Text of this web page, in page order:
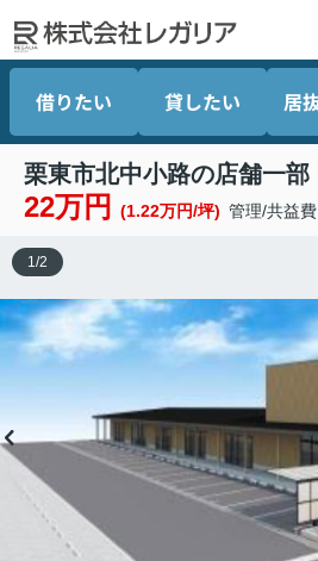
借りたい 貸したい 居
栗東市北中小路の店舗一部
22万円 (1.22万円/坪) 管理/共益
1 /2